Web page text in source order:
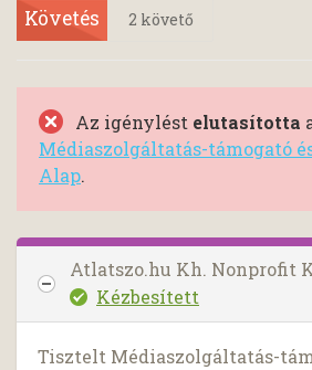
Követés 2 követő
Az igénylést elutasította
Médiaszolgáltatás-támogató
Alap.
Atlatszo.hu Kh. Nonprofit
Kézbesített
Tisztelt Médiaszolgáltatás-